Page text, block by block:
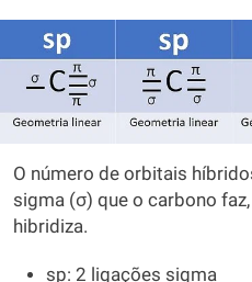
O número de orbitais
sigma (σ) que o carbono
hibridiza.
sp: 2 ligações sigma